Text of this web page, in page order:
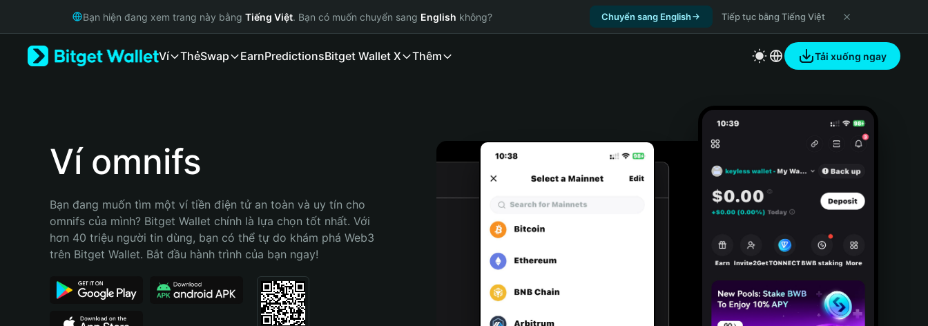
Русский
Bahasa Indonesia
Português (Brasil)
Bạn hiện đang xem trang này bằng Tiếng Việt. Bạn có muốn chuyển sang English không? Chuyển sang English Tiếp tục bằng Tiếng Việt
Ví ThẻSwap EarnPredictionsBitget Wallet X Thêm Tải xuống ngay
Ví omnifs
Bạn đang muốn tìm một ví tiền điện tử an toàn và uy tín cho
omnifs của mình? Bitget Wallet chính là lựa chọn tốt nhất. Với
hơn 40 triệu người tin dùng, bạn có thể tự do khám phá Web3
trên Bitget Wallet. Bắt đầu hành trình của bạn ngay!